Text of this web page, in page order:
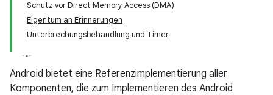
Schutz vor Direct Memory Access (DMA)
Eigentum an Erinnerungen
Unterbrechungsbehandlung und Timer
Android bietet eine Referenzimplementierung aller
Komponenten, die zum Implementieren des Android